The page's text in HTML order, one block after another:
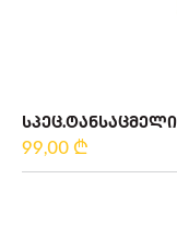
ᲡᲞᲔᲪ.ᲢᲐᲜᲡᲐᲪᲛᲔᲚᲘ
99,00 ₾